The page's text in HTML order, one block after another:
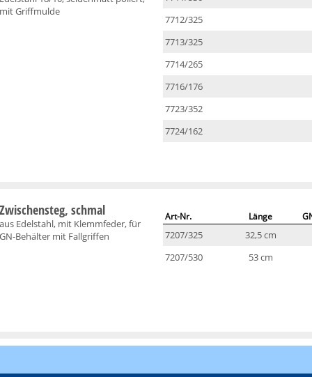
mit Griffmulde
7712/325
7713/325
7714/265
7716/176
7723/352
7724/162
Zwischensteg, schmal
aus Edelstahl, mit Klemmfeder, für
GN-Behälter mit Fallgriffen
Art-Nr. Länge
7207/325
32,5 cm
7207/530
53 cm